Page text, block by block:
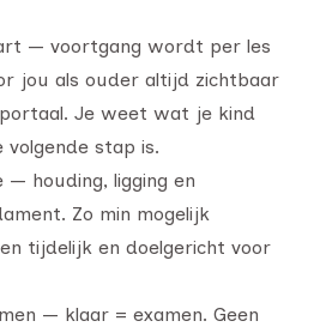
— voortgang wordt per les
jou als ouder altijd zichtbaar
Je weet wat je kind
stap is.
— houding, ligging en
Zo min mogelijk
tijdelijk en doelgericht voor
— klaar = examen. Geen